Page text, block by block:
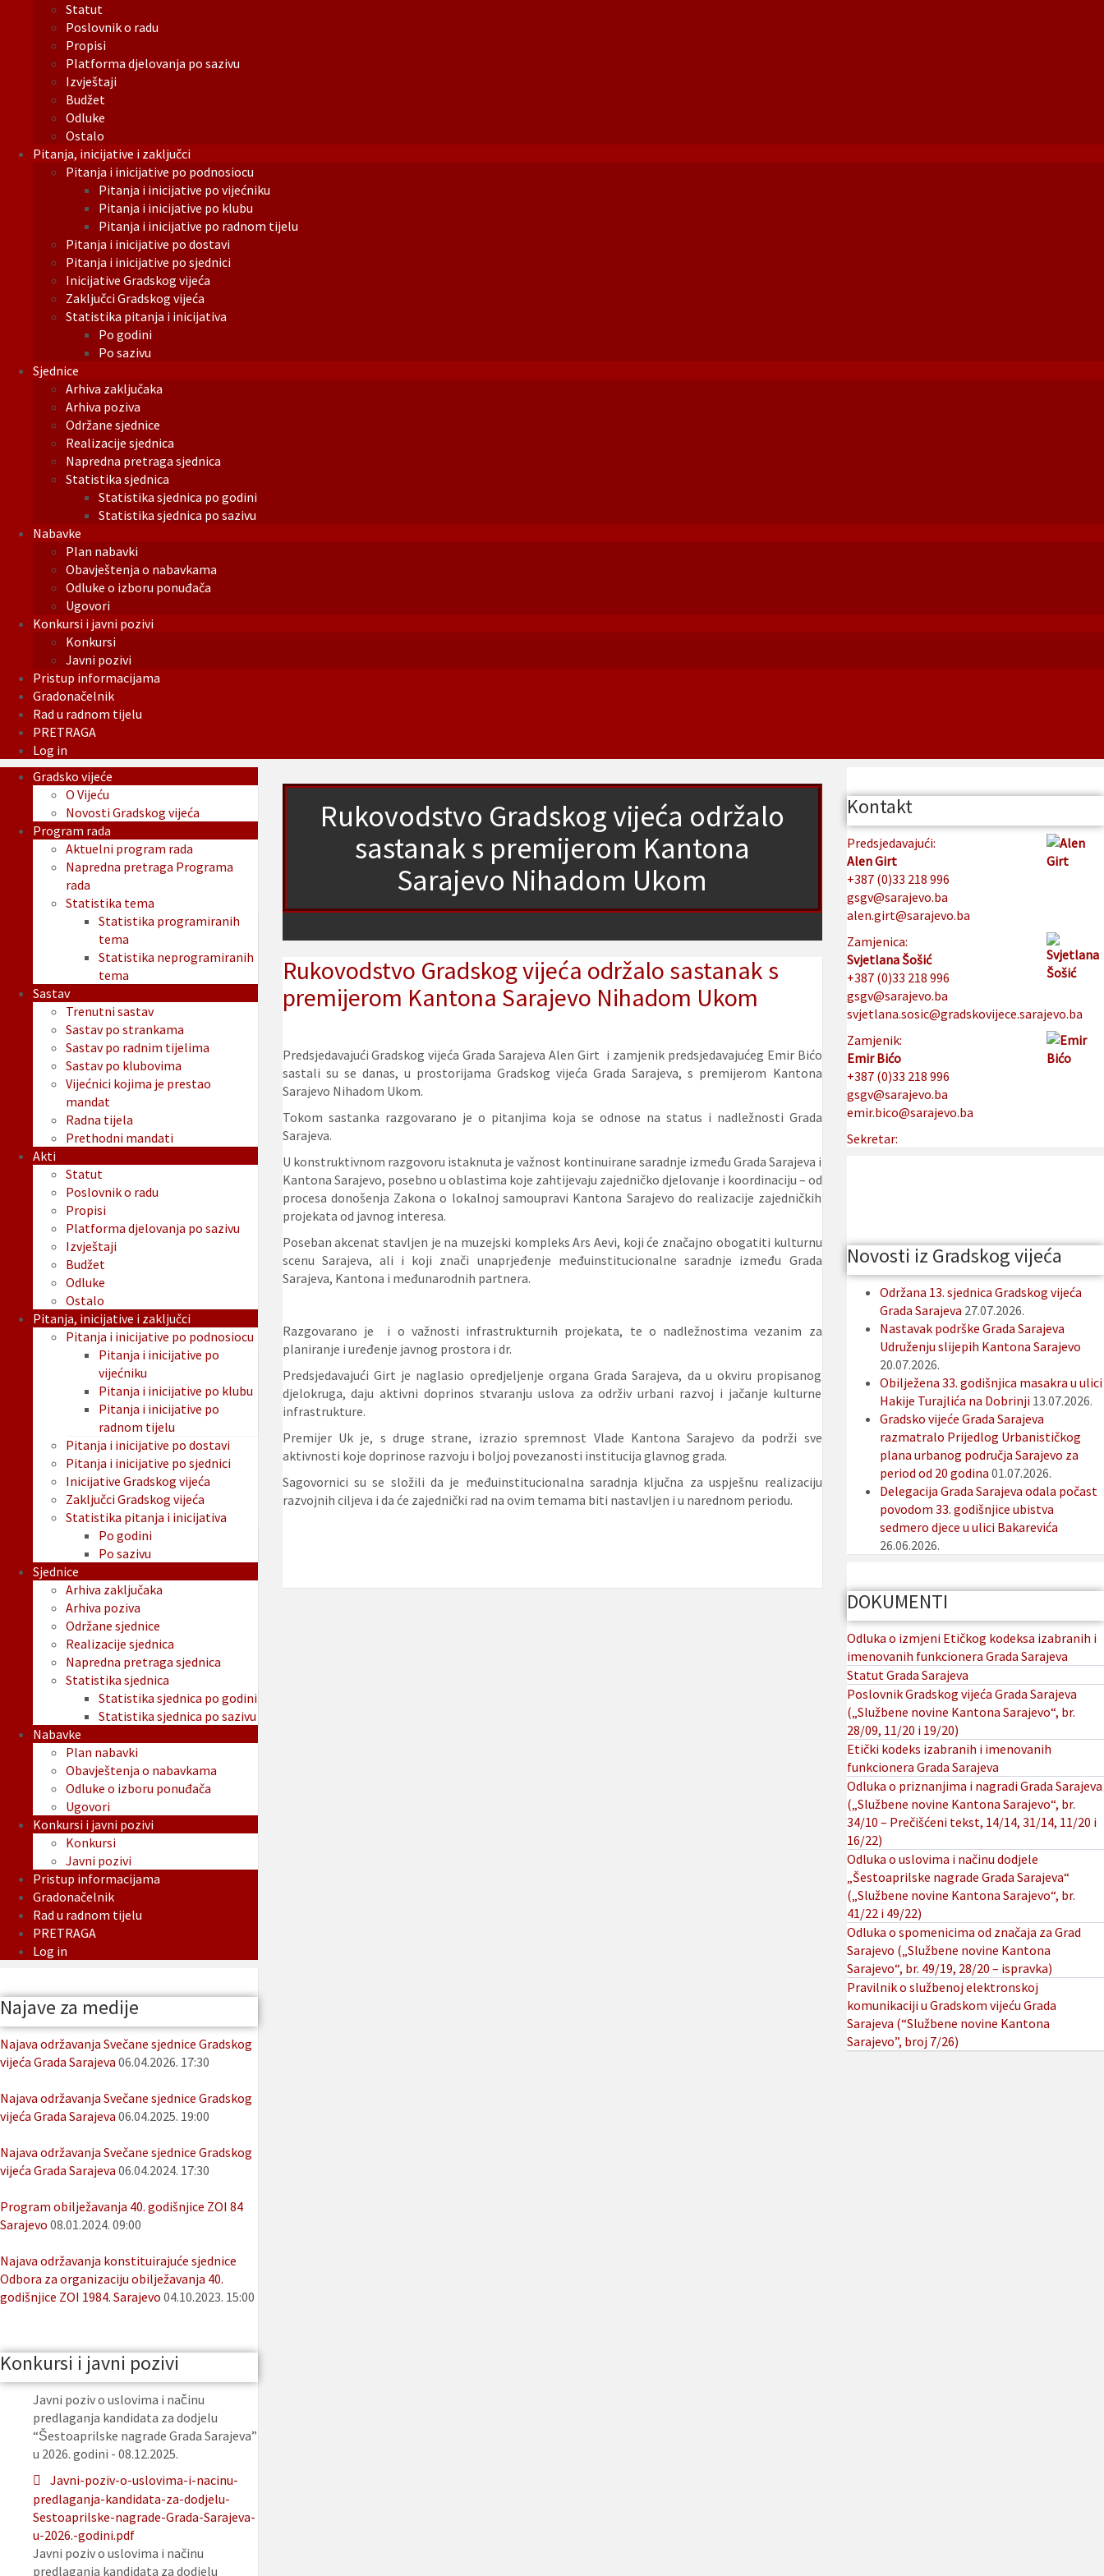
Statut
Poslovnik o radu
Propisi
Platforma djelovanja po sazivu
Izvještaji
Budžet
Odluke
Ostalo
Pitanja, inicijative i zaključci
Pitanja i inicijative po podnosiocu
Pitanja i inicijative po vijećniku
Pitanja i inicijative po klubu
Pitanja i inicijative po radnom tijelu
Pitanja i inicijative po dostavi
Pitanja i inicijative po sjednici
Inicijative Gradskog vijeća
Zaključci Gradskog vijeća
Statistika pitanja i inicijativa
Po godini
Po sazivu
Sjednice
Arhiva zaključaka
Arhiva poziva
Održane sjednice
Realizacije sjednica
Napredna pretraga sjednica
Statistika sjednica
Statistika sjednica po godini
Statistika sjednica po sazivu
Nabavke
Plan nabavki
Obavještenja o nabavkama
Odluke o izboru ponuđača
Ugovori
Konkursi i javni pozivi
Konkursi
Javni pozivi
Pristup informacijama
Gradonačelnik
Rad u radnom tijelu
PRETRAGA
Log in
Rukovodstvo Gradskog vijeća održalo
sastanak s premijerom Kantona
Sarajevo Nihadom Ukom
Rukovodstvo Gradskog vijeća održalo sastanak s
premijerom Kantona Sarajevo Nihadom Ukom
Predsjedavajući Gradskog vijeća Grada Sarajeva Alen Girt i zamjenik predsjedavajućeg Emir Bićo
sastali su se danas, u prostorijama Gradskog vijeća Grada Sarajeva, s premijerom Kantona
Sarajevo Nihadom Ukom.
Tokom sastanka razgovarano je o pitanjima koja se odnose na status i nadležnosti Grada
Sarajeva.
U konstruktivnom razgovoru istaknuta je važnost kontinuirane saradnje između Grada Sarajeva i
Kantona Sarajevo, posebno u oblastima koje zahtijevaju zajedničko djelovanje i koordinaciju – od
procesa donošenja Zakona o lokalnoj samoupravi Kantona Sarajevo do realizacije zajedničkih
projekata od javnog interesa.
Poseban akcenat stavljen je na muzejski kompleks Ars Aevi, koji će značajno obogatiti kulturnu
scenu Sarajeva, ali i koji znači unaprjeđenje međuinstitucionalne saradnje između Grada
Sarajeva, Kantona i međunarodnih partnera.
Razgovarano je i o važnosti infrastrukturnih projekata, te o nadležnostima vezanim za
planiranje i uređenje javnog prostora i dr.
Predsjedavajući Girt je naglasio opredjeljenje organa Grada Sarajeva, da u okviru propisanog
djelokruga, daju aktivni doprinos stvaranju uslova za održiv urbani razvoj i jačanje kulturne
infrastrukture.
Premijer Uk je, s druge strane, izrazio spremnost Vlade Kantona Sarajevo da podrži sve
aktivnosti koje doprinose razvoju i boljoj povezanosti institucija glavnog grada.
Sagovornici su se složili da je međuinstitucionalna saradnja ključna za uspješnu realizaciju
razvojnih ciljeva i da će zajednički rad na ovim temama biti nastavljеn i u narednom periodu.
Gradsko vijeće
O Vijeću
Novosti Gradskog vijeća
Program rada
Aktuelni program rada
Napredna pretraga Programa
rada
Statistika tema
Statistika programiranih
tema
Statistika neprogramiranih
tema
Sastav
Trenutni sastav
Sastav po strankama
Sastav po radnim tijelima
Sastav po klubovima
Vijećnici kojima je prestao
mandat
Radna tijela
Prethodni mandati
Akti
Statut
Poslovnik o radu
Propisi
Platforma djelovanja po sazivu
Izvještaji
Budžet
Odluke
Ostalo
Pitanja, inicijative i zaključci
Pitanja i inicijative po podnosiocu
Pitanja i inicijative po
vijećniku
Pitanja i inicijative po klubu
Pitanja i inicijative po
radnom tijelu
Pitanja i inicijative po dostavi
Pitanja i inicijative po sjednici
Inicijative Gradskog vijeća
Zaključci Gradskog vijeća
Statistika pitanja i inicijativa
Po godini
Po sazivu
Sjednice
Arhiva zaključaka
Arhiva poziva
Održane sjednice
Realizacije sjednica
Napredna pretraga sjednica
Statistika sjednica
Statistika sjednica po godini
Statistika sjednica po sazivu
Nabavke
Plan nabavki
Obavještenja o nabavkama
Odluke o izboru ponuđača
Ugovori
Konkursi i javni pozivi
Konkursi
Javni pozivi
Pristup informacijama
Gradonačelnik
Rad u radnom tijelu
PRETRAGA
Log in
Najave za medije
Najava održavanja Svečane sjednice Gradskog
vijeća Grada Sarajeva 06.04.2026. 17:30
Najava održavanja Svečane sjednice Gradskog
vijeća Grada Sarajeva 06.04.2025. 19:00
Najava održavanja Svečane sjednice Gradskog
vijeća Grada Sarajeva 06.04.2024. 17:30
Program obilježavanja 40. godišnjice ZOI 84
Sarajevo 08.01.2024. 09:00
Najava održavanja konstituirajuće sjednice
Odbora za organizaciju obilježavanja 40.
godišnjice ZOI 1984. Sarajevo 04.10.2023. 15:00
Konkursi i javni pozivi
Javni poziv o uslovima i načinu
predlaganja kandidata za dodjelu
“Šestoaprilske nagrade Grada Sarajeva”
u 2026. godini - 08.12.2025.
Javni-poziv-o-uslovima-i-nacinu-
predlaganja-kandidata-za-dodjelu-
Sestoaprilske-nagrade-Grada-Sarajeva-
u-2026.-godini.pdf
Javni poziv o uslovima i načinu
predlaganja kandidata za dodjelu
Kontakt
Predsjedavajući:
Alen Girt
+387 (0)33 218 996
gsgv@sarajevo.ba
alen.girt@sarajevo.ba
Zamjenica:
Svjetlana Šošić
+387 (0)33 218 996
gsgv@sarajevo.ba
svjetlana.sosic@gradskovijece.sarajevo.ba
Zamjenik:
Emir Bićo
+387 (0)33 218 996
gsgv@sarajevo.ba
emir.bico@sarajevo.ba
Sekretar:
Novosti iz Gradskog vijeća
Održana 13. sjednica Gradskog vijeća
Grada Sarajeva 27.07.2026.
Nastavak podrške Grada Sarajeva
Udruženju slijepih Kantona Sarajevo
20.07.2026.
Obilježena 33. godišnjica masakra u ulici
Hakije Turajlića na Dobrinji 13.07.2026.
Gradsko vijeće Grada Sarajeva
razmatralo Prijedlog Urbanističkog
plana urbanog područja Sarajevo za
period od 20 godina 01.07.2026.
Delegacija Grada Sarajeva odala počast
povodom 33. godišnjice ubistva
sedmero djece u ulici Bakarevića
26.06.2026.
DOKUMENTI
Odluka o izmjeni Etičkog kodeksa izabranih i
imenovanih funkcionera Grada Sarajeva
Statut Grada Sarajeva
Poslovnik Gradskog vijeća Grada Sarajeva
(„Službene novine Kantona Sarajevo“, br.
28/09, 11/20 i 19/20)
Etički kodeks izabranih i imenovanih
funkcionera Grada Sarajeva
Odluka o priznanjima i nagradi Grada Sarajeva
(„Službene novine Kantona Sarajevo“, br.
34/10 – Prečišćeni tekst, 14/14, 31/14, 11/20 i
16/22)
Odluka o uslovima i načinu dodjele
„Šestoaprilske nagrade Grada Sarajeva“
(„Službene novine Kantona Sarajevo“, br.
41/22 i 49/22)
Odluka o spomenicima od značaja za Grad
Sarajevo („Službene novine Kantona
Sarajevo“, br. 49/19, 28/20 – ispravka)
Pravilnik o službenoj elektronskoj
komunikaciji u Gradskom vijeću Grada
Sarajeva (“Službene novine Kantona
Sarajevo”, broj 7/26)